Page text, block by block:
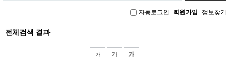
자동로그인 회원가입 정보찾기
전체검색 결과